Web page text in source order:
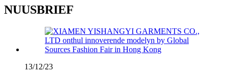
NUUSBRIEF
13/12/23